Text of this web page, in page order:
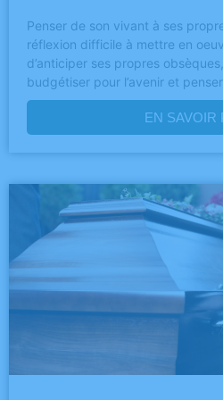
Penser de son vivant à ses
réflexion difficile à mettre en
d’anticiper ses propres
budgétiser pour l’avenir et
EN SAVOIR